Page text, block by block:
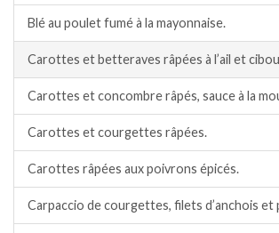
Blé au poulet fumé à la mayonnaise.
Carottes et betteraves râpées à l’ail et
Carottes et concombre râpés, sauce à la
Carottes et courgettes râpées.
Carottes râpées aux poivrons épicés.
Carpaccio de courgettes, filets d’anchois et